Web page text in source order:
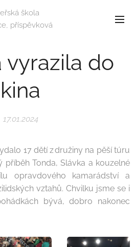
škola
příspěvková
vyrazila do
kina
17.01.2024
17 dětí z družiny na pěší túru
příběh Tonda, Slávka a kouzelné
opravdového kamarádství a
vztahů. Chvilku jsme se i
bývá, dobro nakonec